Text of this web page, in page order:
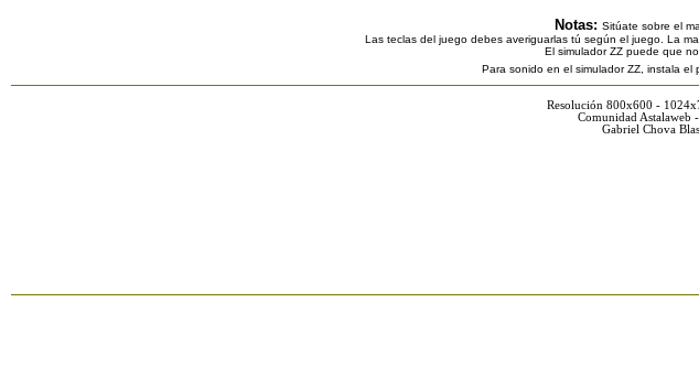
Notas: Sitúate sobre el
Las teclas del juego debes averiguarlas tú según el juego. La
El simulador ZZ puede que
Para sonido en el simulador ZZ, instala el
Resolución 800x600 -
Comunidad Astalaweb
Gabriel Chova